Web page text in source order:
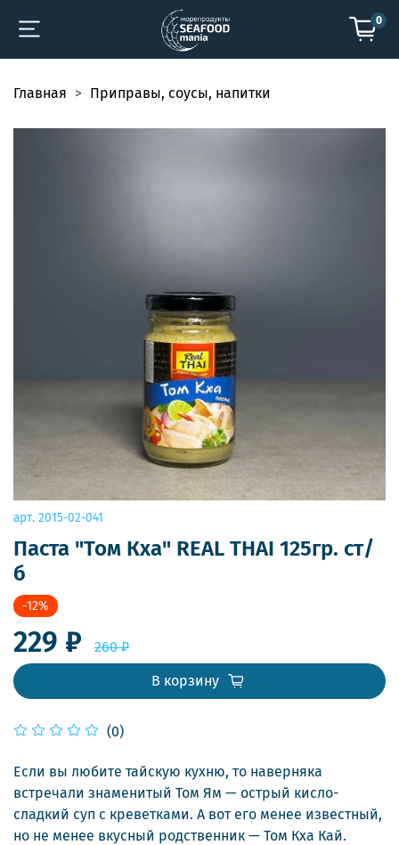
0
Главная Приправы, соусы, напитки
арт. 2015-02-041
Паста "Том Кха" REAL THAI 125гр. ст/
б
(0)
-12%
229 ₽
260 ₽
В корзину
Если вы любите тайскую кухню, то наверняка
встречали знаменитый Том Ям — острый кисло-
сладкий суп с креветками. А вот его менее известный,
но не менее вкусный родственник — Том Кха Кай.